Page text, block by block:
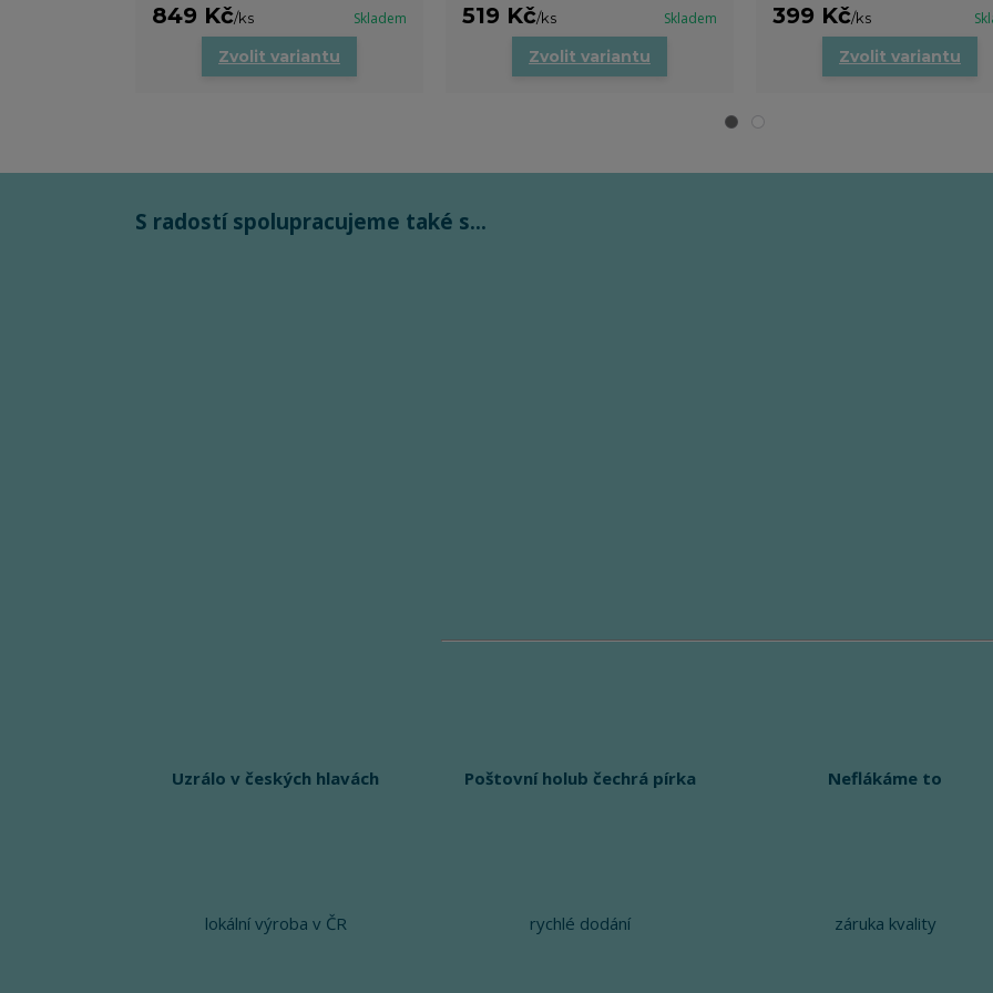
849 Kč/ks Skladem
Zvolit variantu
519 Kč/ks Skladem
Zvolit variantu
399 Kč/ks
Zvolit variantu
S radostí spolupracujeme také s...
Uzrálo v českých hlavách
lokální výroba v ČR
Poštovní holub čechrá pírka
rychlé dodání
Neflákáme to
záruka kvality